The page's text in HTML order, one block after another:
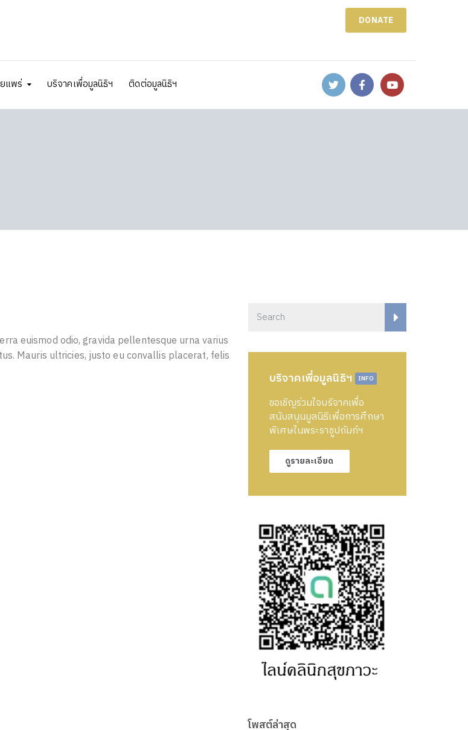
DONATE
แพร่ บริจาคเพื่อมูลนิธิฯ ติดต่อมูลนิธิฯ
euismod odio, gravida pellentesque urna varius
Mauris ultricies, justo eu convallis placerat, felis
บริจาคเพื่อมูลนิธิฯ INFO
ขอเชิญร่วมใจบริจาคเพื่อ
สนับสนุนมูลนิธิเพื่อการศึกษา
พิเศษในพระราชูปถัมภ์ฯ
ดูรายละเอียด
โพสต์ล่าสุด